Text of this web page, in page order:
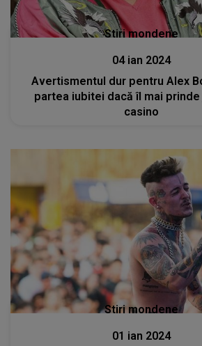
Stiri mondene
04 ian 2024
Avertismentul dur pentru Alex
partea iubitei dacă îl mai prinde
casino
Stiri mondene
01 ian 2024